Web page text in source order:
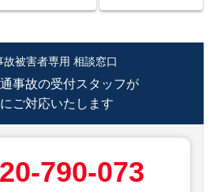
故被害者専用 相談窓口
事故の受付スタッフが
ご対応いたします
790-073